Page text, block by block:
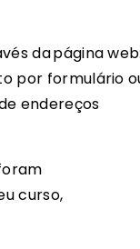
da página
por formulário
endereços
curso,